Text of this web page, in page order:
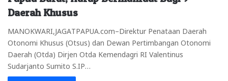
Daerah Khusus
MANOKWARI,JAGATPAPUA.com–Direktur Penataan Daerah
Otonomi Khusus (Otsus) dan Dewan Pertimbangan Otonomi
Daerah (Otda) Dirjen Otda Kemendagri RI Valentinus
Sudarjanto Sumito S.IP…